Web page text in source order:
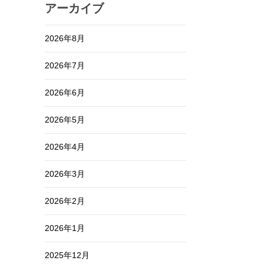
アーカイブ
2026年8月
2026年7月
2026年6月
2026年5月
2026年4月
2026年3月
2026年2月
2026年1月
2025年12月